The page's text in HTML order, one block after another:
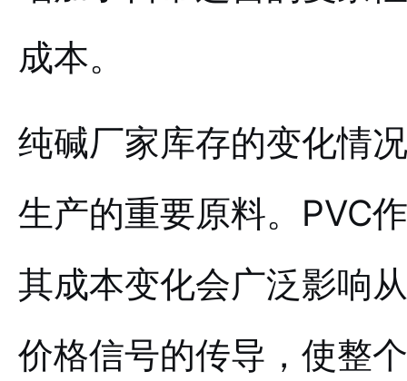
成本。
纯碱厂家库存的变化情
生产的重要原料。PVC
其成本变化会广泛影响
价格信号的传导，使整